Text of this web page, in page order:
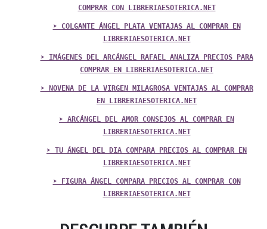
COMPRAR CON LIBRERIAESOTERICA.NET
➤ COLGANTE ÁNGEL PLATA VENTAJAS AL COMPRAR EN
LIBRERIAESOTERICA.NET
➤ IMÁGENES DEL ARCÁNGEL RAFAEL ANALIZA PRECIOS PARA
COMPRAR EN LIBRERIAESOTERICA.NET
➤ NOVENA DE LA VIRGEN MILAGROSA VENTAJAS AL COMPRAR
EN LIBRERIAESOTERICA.NET
➤ ARCÁNGEL DEL AMOR CONSEJOS AL COMPRAR EN
LIBRERIAESOTERICA.NET
➤ TU ÁNGEL DEL DIA COMPARA PRECIOS AL COMPRAR EN
LIBRERIAESOTERICA.NET
➤ FIGURA ÁNGEL COMPARA PRECIOS AL COMPRAR CON
LIBRERIAESOTERICA.NET